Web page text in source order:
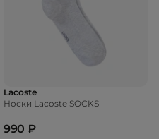
Lacoste
Носки Lacoste SOCKS
990 ₽